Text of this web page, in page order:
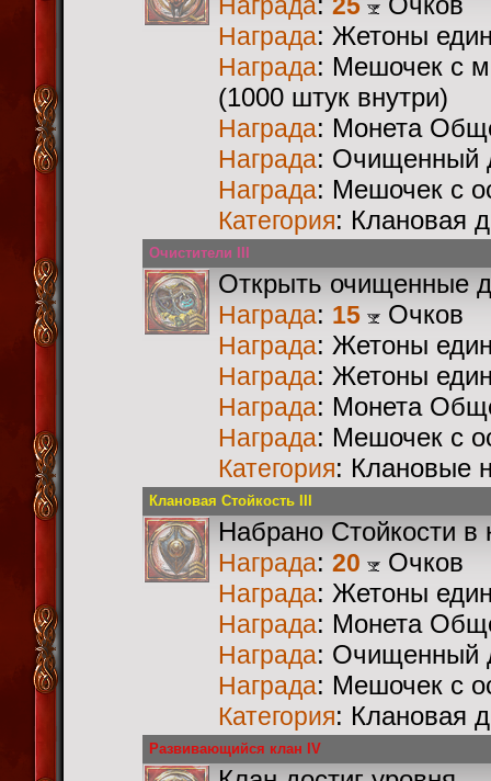
Награда: Жетоны
Награда: Мешочек с
(1000 штук внутри)
Награда: Монета
Награда: Очищенный
Награда: Мешочек с
Категория: Клановая
Очистители III
Открыть очищенные
Награда: 15 Очков
Награда: Жетоны
Награда: Жетоны
Награда: Монета
Награда: Мешочек с
Категория: Клановые
Клановая Стойкость III
Набрано Стойкости в
Награда: 20 Очков
Награда: Жетоны
Награда: Монета
Награда: Очищенный
Награда: Мешочек с
Категория: Клановая
Развивающийся клан IV